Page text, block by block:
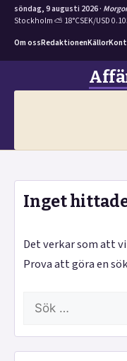
söndag, 9 augusti 2026 ·
Stockholm ⛅ 18°CSEK/USD
Om ossRedaktionenKällor
Inget
Det verkar som att
Prova att göra en
Sök
efter: